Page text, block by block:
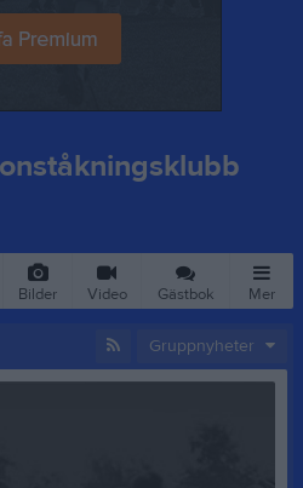
Bilder Video Gästbok Mer
Gruppnyheter